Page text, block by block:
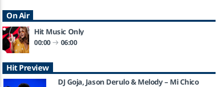
On Air
Hit Music Only
00:00 06:00
Hit Preview
DJ Goja, Jason Derulo & Melody – Mi Chico